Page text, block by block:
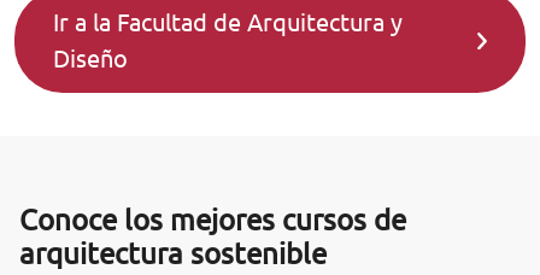
Ir a la Facultad de Arquitectura y
Diseño
Conoce los mejores cursos de
arquitectura sostenible